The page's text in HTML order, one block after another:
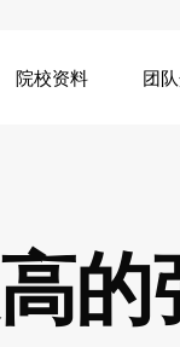
院校资料 团
的